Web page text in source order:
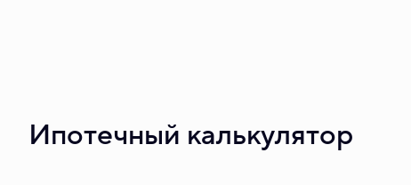
Ипотечный калькулятор